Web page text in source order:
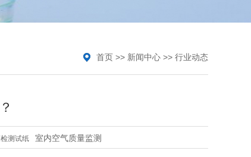
首页 >> 新闻中心 >> 行业动态
测试纸 室内空气质量监测